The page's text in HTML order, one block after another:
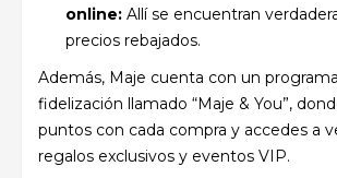
online: Allí se encuentran
precios rebajados.
Además, Maje cuenta con un
fidelización llamado “Maje & You”,
puntos con cada compra y accedes a
regalos exclusivos y eventos VIP.